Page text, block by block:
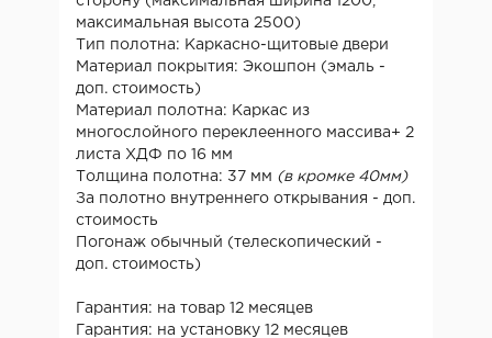
максимальная высота 2500)
Тип полотна: Каркасно-щитовые двери
Материал покрытия: Экошпон (эмаль -
доп. стоимость)
Материал полотна: Каркас из
многослойного переклеенного массива+ 2
листа ХДФ по 16 мм
Толщина полотна: 37 мм (в кромке 40мм)
За полотно внутреннего открывания - доп.
стоимость
Погонаж обычный (телескопический -
доп. стоимость)
Гарантия: на товар 12 месяцев
Гарантия: на установку 12 месяцев